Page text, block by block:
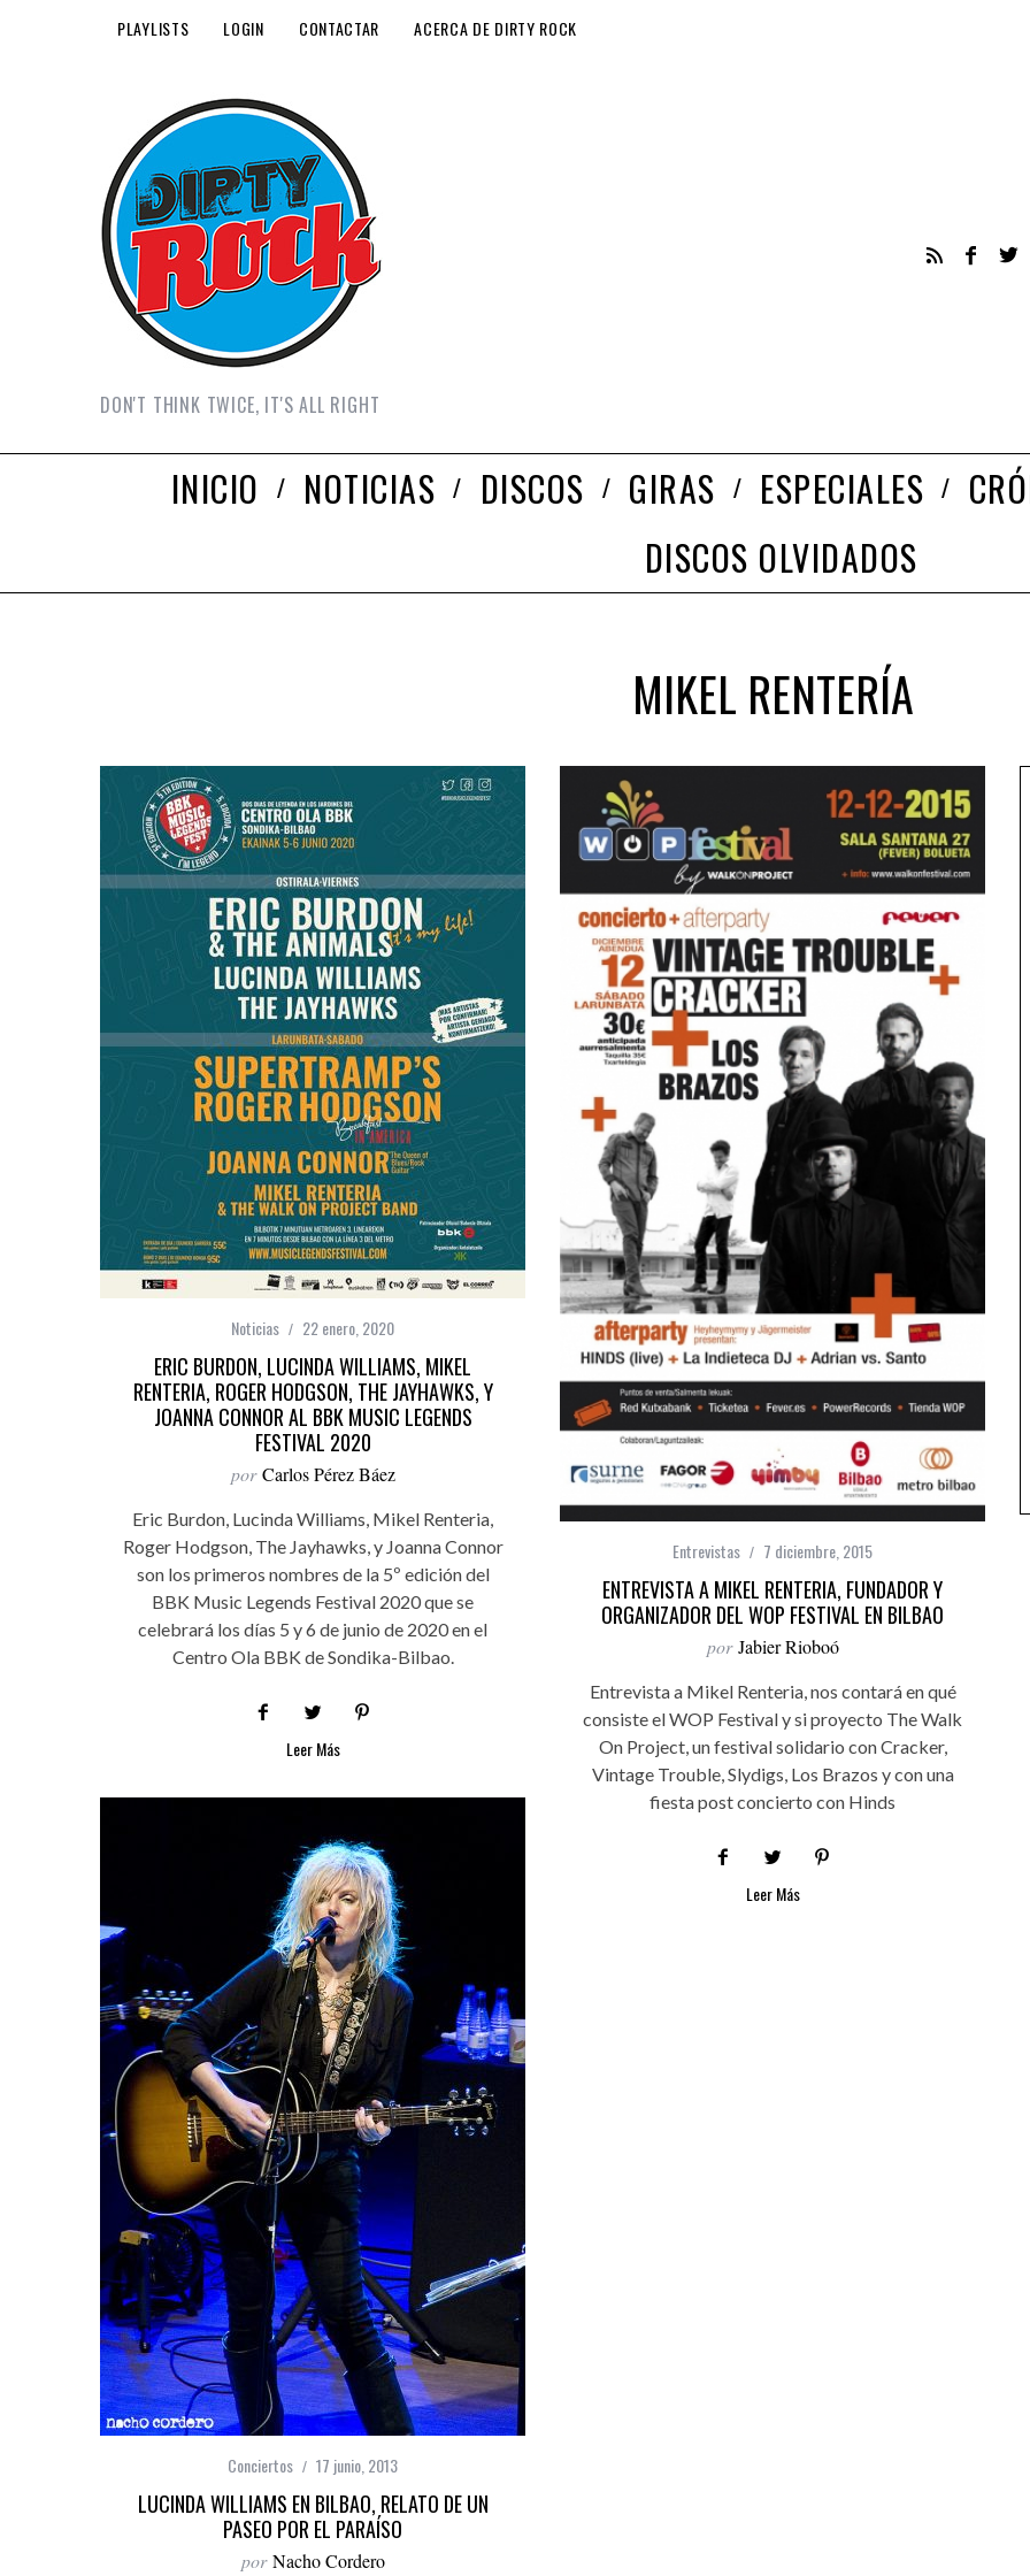
PLAYLISTS LOGIN CONTACTAR ACERCA DE DIRTY ROCK
DON'T THINK TWICE, IT'S ALL RIGHT
INICIO NOTICIAS DISCOS GIRAS ESPECIALES
DISCOS OLVIDADOS
MIKEL RENTERÍA
Noticias 22 enero, 2020
ERIC BURDON, LUCINDA WILLIAMS, MIKEL
RENTERIA, ROGER HODGSON, THE JAYHAWKS, Y
JOANNA CONNOR AL BBK MUSIC LEGENDS
FESTIVAL 2020
por Carlos Pérez Báez
Eric Burdon, Lucinda Williams, Mikel Renteria,
Roger Hodgson, The Jayhawks, y Joanna Connor
son los primeros nombres de la 5º edición del
BBK Music Legends Festival 2020 que se
celebrará los días 5 y 6 de junio de 2020 en el
Centro Ola BBK de Sondika-Bilbao.
Leer Más
Entrevistas 7 diciembre, 2015
ENTREVISTA A MIKEL RENTERIA, FUNDADOR Y
ORGANIZADOR DEL WOP FESTIVAL EN BILBAO
por Jabier Rioboó
Entrevista a Mikel Renteria, nos contará en qué
consiste el WOP Festival y si proyecto The Walk
On Project, un festival solidario con Cracker,
Vintage Trouble, Slydigs, Los Brazos y con una
fiesta post concierto con Hinds
Leer Más
Conciertos 17 junio, 2013
LUCINDA WILLIAMS EN BILBAO, RELATO DE UN
PASEO POR EL PARAÍSO
por Nacho Cordero